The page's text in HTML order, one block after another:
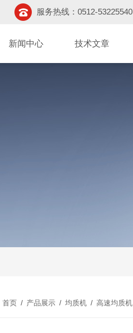
服务热线：0512-53225540
新闻中心 技术文章
首页 / 产品展示 / 均质机 / 高速均质机